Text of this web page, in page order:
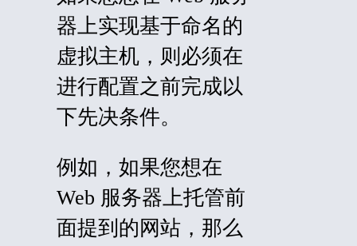
器上实现基于命名的
虚拟主机，则必须在
进行配置之前完成以
下先决条件。
例如，如果您想在
Web 服务器上托管前
面提到的网站，那么